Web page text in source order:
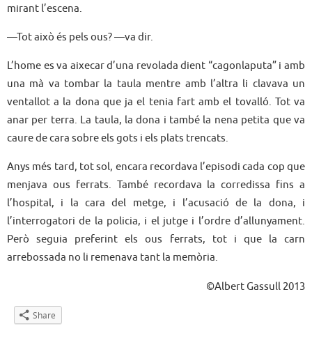
mirant l’escena.
—Tot això és pels ous? —va dir.
L’home es va aixecar d’una revolada dient “cagonlaputa” i amb
una mà va tombar la taula mentre amb l’altra li clavava un
ventallot a la dona que ja el tenia fart amb el tovalló. Tot va
anar per terra. La taula, la dona i també la nena petita que va
caure de cara sobre els gots i els plats trencats.
Anys més tard, tot sol, encara recordava l’episodi cada cop que
menjava ous ferrats. També recordava la corredissa fins a
l’hospital, i la cara del metge, i l’acusació de la dona, i
l’interrogatori de la policia, i el jutge i l’ordre d’allunyament.
Però seguia preferint els ous ferrats, tot i que la carn
arrebossada no li remenava tant la memòria.
©Albert Gassull 2013
Share